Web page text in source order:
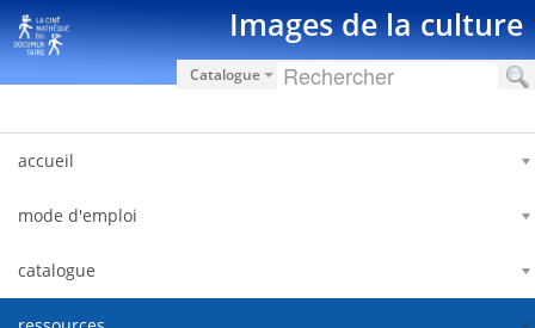
Saut au contenu Images de la culture
Catalogue
accueil
mode d'emploi
catalogue